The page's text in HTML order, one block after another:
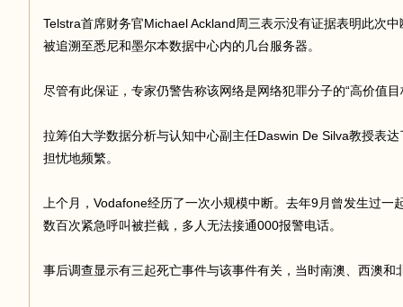
Telstra首席财务官Michael Ackland周三表示没有证据表明此次
被追溯至悉尼和墨尔本数据中心内的几台服务器。
尽管有此保证，专家仍警告称该网络是网络犯罪分子的“高价值目
拉筹伯大学数据分析与认知中心副主任Daswin De Silva教授表
担忧地频繁。
上个月，Vodafone经历了一次小规模中断。去年9月曾发生过
数百次紧急呼叫被拦截，多人无法接通000报警电话。
事后调查显示有三起死亡事件与该事件有关，当时南澳、西澳